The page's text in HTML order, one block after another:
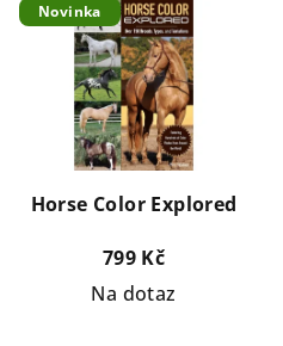
Novinka
Horse Color Explored
799 Kč
Na dotaz